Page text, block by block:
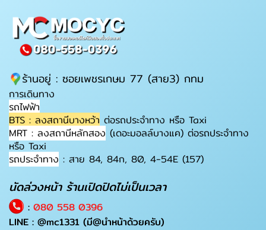
ร้านอยู่ : ซอยเพชรเกษม 77 (สาย3) กทม
การเดินทาง
รถไฟฟ้า
BTS : ลงสถานีบางหว้า ต่อรถประจำทาง หรือ Taxi
MRT : ลงสถานีหลักสอง (เดอะมอลล์บางแค) ต่อรถประจำทาง
หรือ Taxi
รถประจำทาง : สาย 84, 84ก, 80, 4-54E (157)
นัดล่วงหน้า ร้านเปิดปิดไม่เป็นเวลา
: 080 558 0396
LINE : @mc1331 (มี@นำหน้าด้วยครับ)